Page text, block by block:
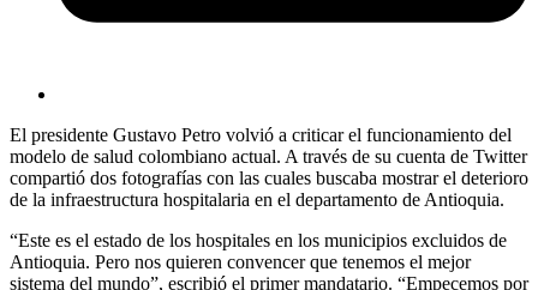
El presidente Gustavo Petro volvió a criticar el funcionamiento del
modelo de salud colombiano actual. A través de su cuenta de Twitter
compartió dos fotografías con las cuales buscaba mostrar el deterioro
de la infraestructura hospitalaria en el departamento de Antioquia.
“Este es el estado de los hospitales en los municipios excluidos de
Antioquia. Pero nos quieren convencer que tenemos el mejor
sistema del mundo”, escribió el primer mandatario. “Empecemos por